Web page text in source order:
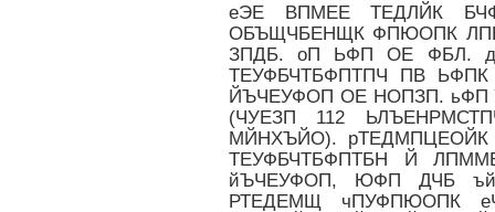
еЭЕ ВПМЕЕ ТЕДЛЙК
ОБЪЩЧБЕНЩК ФПЮОПК
ЗПДБ. оП ЬФП ОЕ ФБЛ.
ТЕУФБЧТБФПТПЧ ПВ
ЙЪЧЕУФОП ОЕ НОПЗП.
(ЧУЕЗП 112
МЙНХЪЙО).
ТЕУФБЧТБФПТБН Й
йЪЧЕУФОП, ЮФП ДЧБ
РТЕДЕМЩ чПУФПЮОПК